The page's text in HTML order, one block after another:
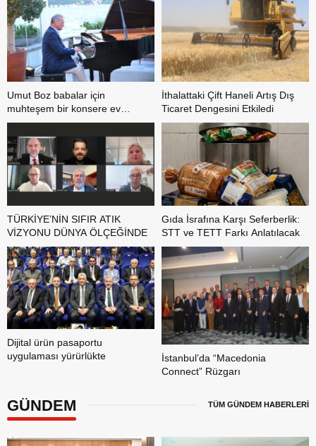
Umut Boz babalar için
muhteşem bir konsere ev
sahipliği yaptı
İthalattaki Çift Haneli Artış Dış
Ticaret Dengesini Etkiledi
TÜRKİYE’NİN SIFIR ATIK
VİZYONU DÜNYA ÖLÇEĞİNDE
Gıda İsrafına Karşı Seferberlik:
STT ve TETT Farkı Anlatılacak
Dijital ürün pasaportu
uygulaması yürürlükte
İstanbul’da “Macedonia
Connect” Rüzgarı
GÜNDEM TÜM GÜNDEM HABERLERİ